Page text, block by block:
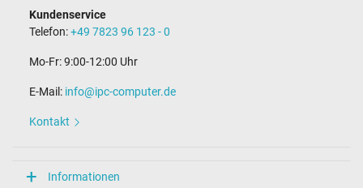
Kundenservice
Telefon:+49 7823 96 123 - 0
Mo-Fr: 9:00-12:00 Uhr
E-Mail: info@ipc-computer.de
Kontakt
Informationen